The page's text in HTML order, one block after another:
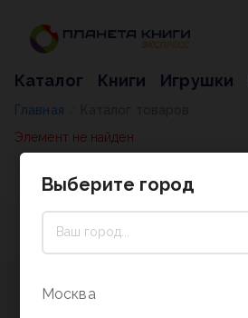
Каталог Книги Игрушки
Главная
Элемент не найден
Выберите город
Москва